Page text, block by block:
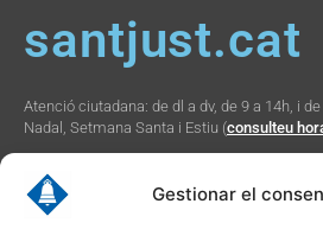
Gestionar el
santjust.cat
Atenció ciutadana: de dl a dv, de 9 a 14h, i
Nadal, Setmana Santa i Estiu (consulteu